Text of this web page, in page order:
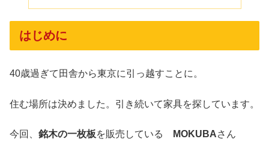
はじめに
40歳過ぎて田舎から東京に引っ越すことに。
住む場所は決めました。引き続いて家具を探しています。
今回、 銘木の一枚板を販売している MOKUBAさん